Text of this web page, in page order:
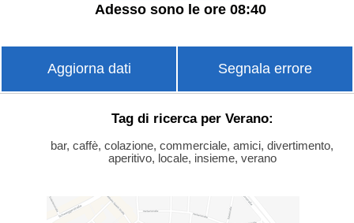
Adesso sono le ore 08:40
Aggiorna dati Segnala errore
Tag di ricerca per Verano:
bar, caffè, colazione, commerciale, amici, divertimento,
aperitivo, locale, insieme, verano